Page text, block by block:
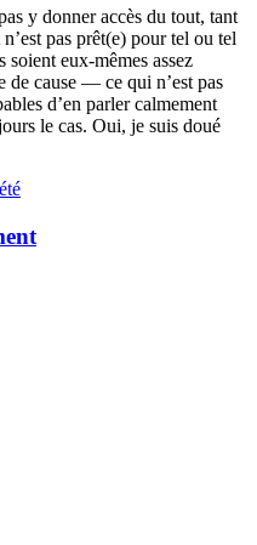
y donner accès du tout, tant
pas prêt(e) pour tel ou tel
eux-mêmes assez
de cause — ce qui n’est pas
d’en parler calmement
le cas. Oui, je suis doué